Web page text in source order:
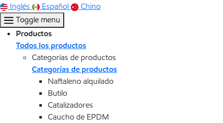
Inglés
Español
Chino
Toggle menu
Productos
Todos los productos
Categorías de productos
Categorías de productos
Naftaleno alquilado
Butilo
Catalizadores
Caucho de EPDM